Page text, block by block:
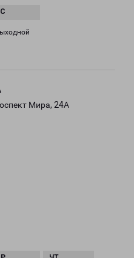
Мира, 24А